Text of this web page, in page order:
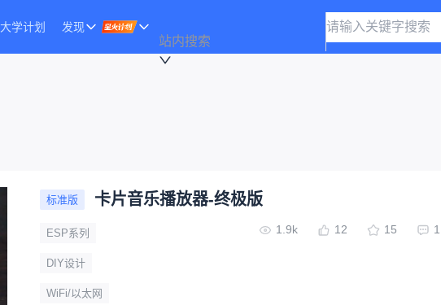
大学计划 发现
站内搜索
标准版 卡片音乐播放器-终极版
ESP系列
DIY设计
WiFi/以太网
1.9k 12 15 1